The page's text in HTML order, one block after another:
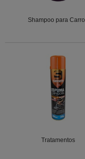
Shampoo para
Tratamentos